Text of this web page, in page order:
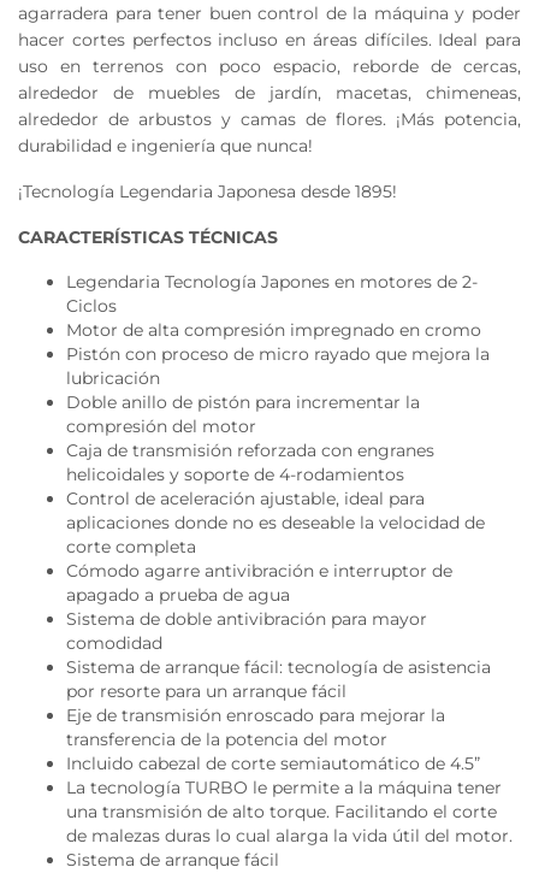
agarradera para tener buen control de la máquina y poder
hacer cortes perfectos incluso en áreas difíciles. Ideal para
uso en terrenos con poco espacio, reborde de cercas,
alrededor de muebles de jardín, macetas, chimeneas,
alrededor de arbustos y camas de flores. ¡Más potencia,
durabilidad e ingeniería que nunca!
¡Tecnología Legendaria Japonesa desde 1895!
CARACTERÍSTICAS TÉCNICAS
Legendaria Tecnología Japones en motores de 2-
Ciclos
Motor de alta compresión impregnado en cromo
Pistón con proceso de micro rayado que mejora la
lubricación
Doble anillo de pistón para incrementar la
compresión del motor
Caja de transmisión reforzada con engranes
helicoidales y soporte de 4-rodamientos
Control de aceleración ajustable, ideal para
aplicaciones donde no es deseable la velocidad de
corte completa
Cómodo agarre antivibración e interruptor de
apagado a prueba de agua
Sistema de doble antivibración para mayor
comodidad
Sistema de arranque fácil: tecnología de asistencia
por resorte para un arranque fácil
Eje de transmisión enroscado para mejorar la
transferencia de la potencia del motor
Incluido cabezal de corte semiautomático de 4.5”
La tecnología TURBO le permite a la máquina tener
una transmisión de alto torque. Facilitando el corte
de malezas duras lo cual alarga la vida útil del motor.
Sistema de arranque fácil